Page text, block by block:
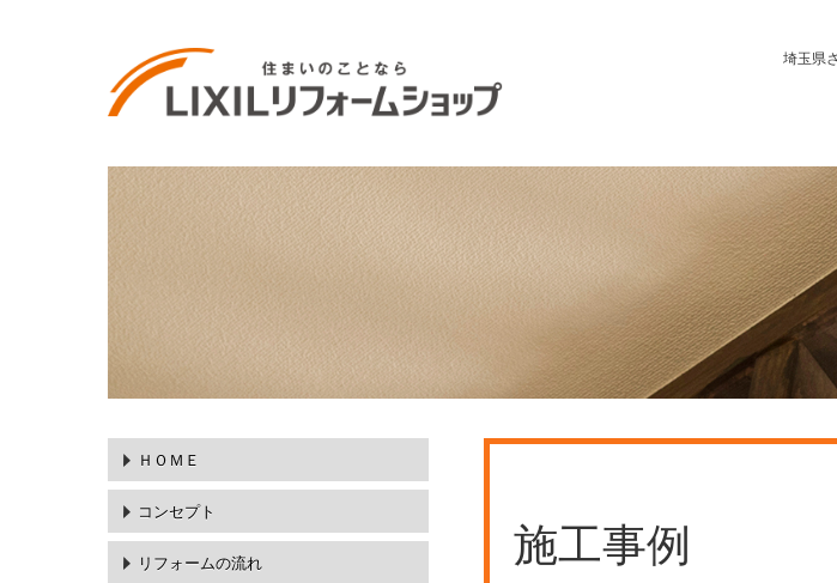
埼玉県
ＨＯＭＥ
コンセプト
リフォームの流れ 施工事例